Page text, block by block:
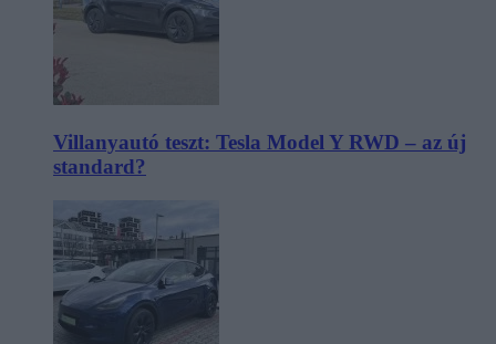
Villanyautó teszt: Tesla Model Y RWD – az új
standard?